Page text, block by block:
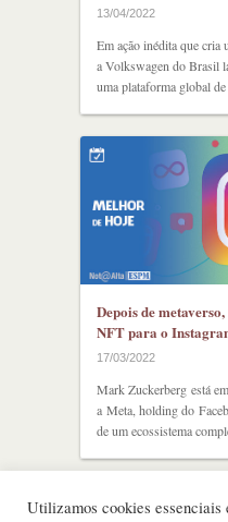
13/04/2022
Em ação inédita que cria
a Volkswagen do Brasil
uma plataforma global de
Depois de
NFT para o
17/03/2022
Mark Zuckerberg está
a Meta, holding do
de um ecossistema
Utilizamos cookies essenciais